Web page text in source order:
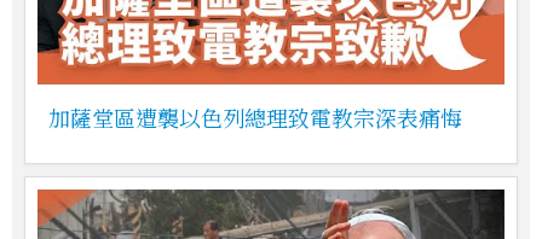
加薩堂區遭襲以色列總理致電教宗深表痛悔